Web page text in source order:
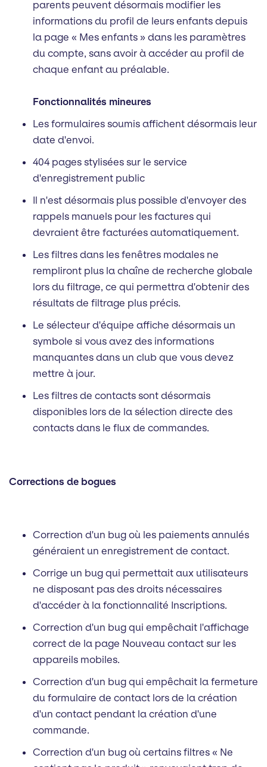
parents peuvent désormais modifier les
informations du profil de leurs enfants depuis
la page « Mes enfants » dans les paramètres
du compte, sans avoir à accéder au profil de
chaque enfant au préalable.
Fonctionnalités mineures
Les formulaires soumis affichent désormais leur
date d'envoi.
404 pages stylisées sur le service
d'enregistrement public
Il n'est désormais plus possible d'envoyer des
rappels manuels pour les factures qui
devraient être facturées automatiquement.
Les filtres dans les fenêtres modales ne
rempliront plus la chaîne de recherche globale
lors du filtrage, ce qui permettra d'obtenir des
résultats de filtrage plus précis.
Le sélecteur d'équipe affiche désormais un
symbole si vous avez des informations
manquantes dans un club que vous devez
mettre à jour.
Les filtres de contacts sont désormais
disponibles lors de la sélection directe des
contacts dans le flux de commandes.
Corrections de bogues
Correction d'un bug où les paiements annulés
généraient un enregistrement de contact.
Corrige un bug qui permettait aux utilisateurs
ne disposant pas des droits nécessaires
d'accéder à la fonctionnalité Inscriptions.
Correction d'un bug qui empêchait l'affichage
correct de la page Nouveau contact sur les
appareils mobiles.
Correction d'un bug qui empêchait la fermeture
du formulaire de contact lors de la création
d'un contact pendant la création d'une
commande.
Correction d'un bug où certains filtres « Ne